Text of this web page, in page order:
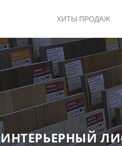
ХИТЫ ПРОДАЖ
ИНТЕРЬЕРНЫЙ